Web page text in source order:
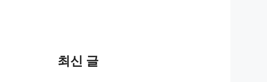
최신 글